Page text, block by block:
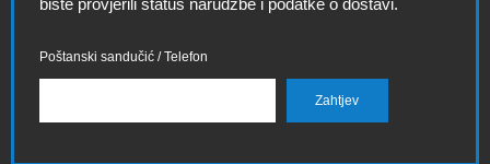
biste provjerili status narudžbe i podatke o dostavi.
Poštanski sandučić / Telefon